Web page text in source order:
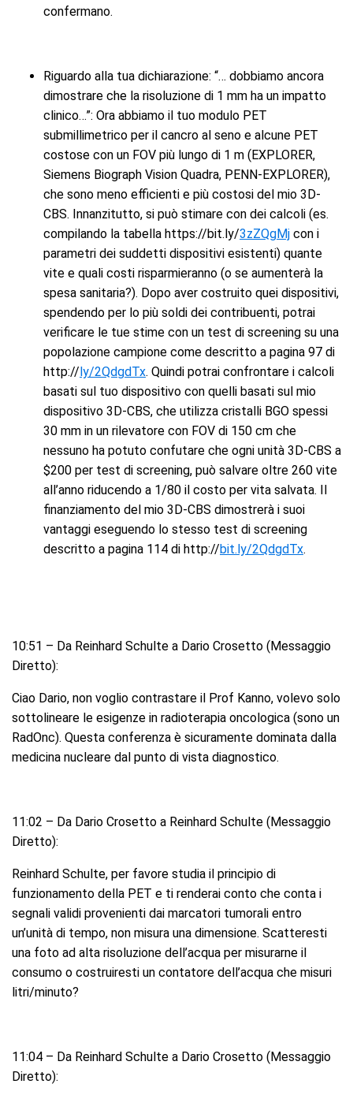
confermano.
Riguardo alla tua dichiarazione: “… dobbiamo ancora
dimostrare che la risoluzione di 1 mm ha un impatto
clinico…”: Ora abbiamo il tuo modulo PET
submillimetrico per il cancro al seno e alcune PET
costose con un FOV più lungo di 1 m (EXPLORER,
Siemens Biograph Vision Quadra, PENN-EXPLORER),
che sono meno efficienti e più costosi del mio 3D-
CBS. Innanzitutto, si può stimare con dei calcoli (es.
compilando la tabella https://bit.ly/3zZQgMj con i
parametri dei suddetti dispositivi esistenti) quante
vite e quali costi risparmieranno (o se aumenterà la
spesa sanitaria?). Dopo aver costruito quei dispositivi,
spendendo per lo più soldi dei contribuenti, potrai
verificare le tue stime con un test di screening su una
popolazione campione come descritto a pagina 97 di
http://ly/2QdgdTx. Quindi potrai confrontare i calcoli
basati sul tuo dispositivo con quelli basati sul mio
dispositivo 3D-CBS, che utilizza cristalli BGO spessi
30 mm in un rilevatore con FOV di 150 cm che
nessuno ha potuto confutare che ogni unità 3D-CBS a
$200 per test di screening, può salvare oltre 260 vite
all’anno riducendo a 1/80 il costo per vita salvata. Il
finanziamento del mio 3D-CBS dimostrerà i suoi
vantaggi eseguendo lo stesso test di screening
descritto a pagina 114 di http://bit.ly/2QdgdTx.
10:51 – Da Reinhard Schulte a Dario Crosetto (Messaggio
Diretto):
Ciao Dario, non voglio contrastare il Prof Kanno, volevo solo
sottolineare le esigenze in radioterapia oncologica (sono un
RadOnc). Questa conferenza è sicuramente dominata dalla
medicina nucleare dal punto di vista diagnostico.
11:02 – Da Dario Crosetto a Reinhard Schulte (Messaggio
Diretto):
Reinhard Schulte, per favore studia il principio di
funzionamento della PET e ti renderai conto che conta i
segnali validi provenienti dai marcatori tumorali entro
un’unità di tempo, non misura una dimensione. Scatteresti
una foto ad alta risoluzione dell’acqua per misurarne il
consumo o costruiresti un contatore dell’acqua che misuri
litri/minuto?
11:04 – Da Reinhard Schulte a Dario Crosetto (Messaggio
Diretto):